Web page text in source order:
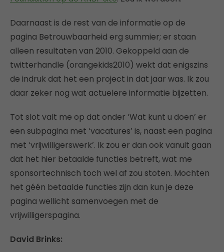
Daarnaast is de rest van de informatie op de
pagina Betrouwbaarheid erg summier; er staan
alleen resultaten van 2010. Gekoppeld aan de
twitterhandle (orangekids2010) wekt dat enigszins
de indruk dat het een project in dat jaar was. Ik zou
daar zeker nog wat actuelere informatie bijzetten.
Tot slot valt me op dat onder ‘Wat kunt u doen’ er
een subpagina met ‘vacatures’ is, naast een pagina
met ‘vrijwilligerswerk’. Ik zou er dan ook vanuit gaan
dat het hier betaalde functies betreft, wat me
sponsortechnisch toch wel af zou stoten. Mochten
het géén betaalde functies zijn dan kun je deze
pagina wellicht samenvoegen met de
vrijwilligerspagina.
David Brinks: